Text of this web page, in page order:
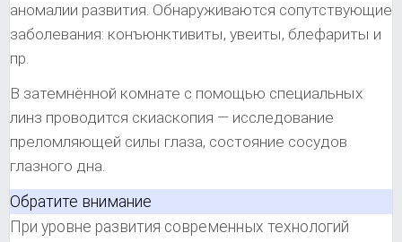
аномалии развития. Обнаруживаются сопутствующие
заболевания: конъюнктивиты, увеиты, блефариты и
пр.
В затемнённой комнате с помощью специальных
линз проводится скиаскопия — исследование
преломляющей силы глаза, состояние сосудов
глазного дна.
Обратите внимание
При уровне развития современных технологий